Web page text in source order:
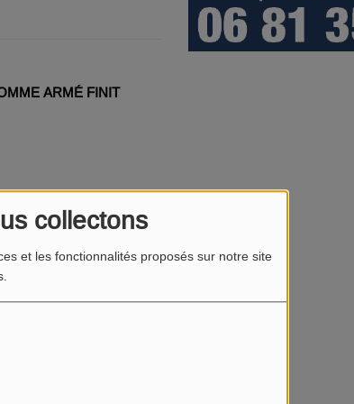
collectons
et les fonctionnalités proposés sur notre site
ARMÉ FINIT